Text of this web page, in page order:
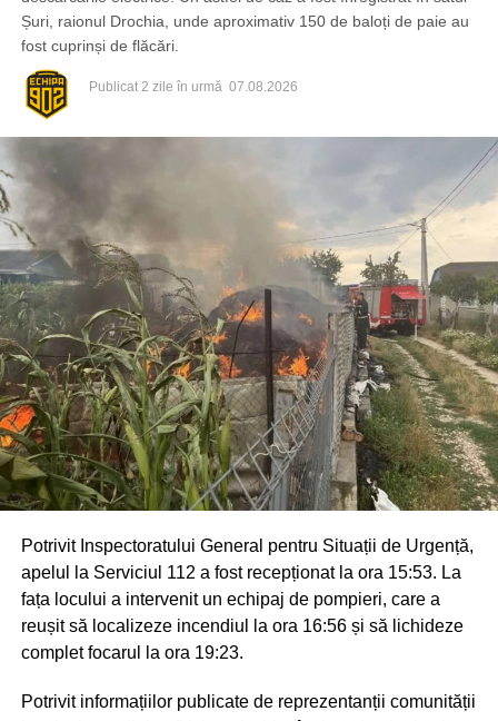
Șuri, raionul Drochia, unde aproximativ 150 de baloți de paie au
fost cuprinși de flăcări.
Publicat 2 zile în urmă 07.08.2026
Potrivit Inspectoratului General pentru Situații de Urgență,
apelul la Serviciul 112 a fost recepționat la ora 15:53. La
fața locului a intervenit un echipaj de pompieri, care a
reușit să localizeze incendiul la ora 16:56 și să lichideze
complet focarul la ora 19:23.
Potrivit informațiilor publicate de reprezentanții comunității